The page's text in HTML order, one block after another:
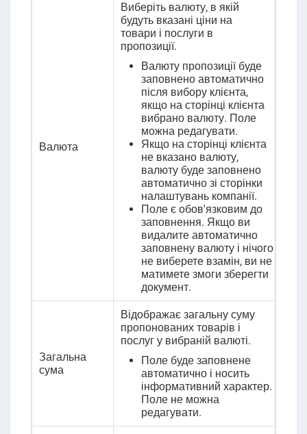
Валюта
Виберіть валюту, в якій
будуть вказані ціни на
товари і послуги в
пропозиції.
Валюту пропозиції буде
заповнено автоматично
після вибору клієнта,
якщо на сторінці клієнта
вибрано валюту. Поле
можна редагувати.
Якщо на сторінці клієнта
не вказано валюту,
валюту буде заповнено
автоматично зі сторінки
налаштувань компанії.
Поле є обов'язковим до
заповнення. Якщо ви
видалите автоматично
заповнену валюту і нічого
не виберете взамін, ви не
матимете змоги зберегти
документ.
Загальна
сума
Відображає загальну суму
пропонованих товарів і
послуг у вибраній валюті.
Поле буде заповнене
автоматично і носить
інформативний характер.
Поле не можна
редагувати.